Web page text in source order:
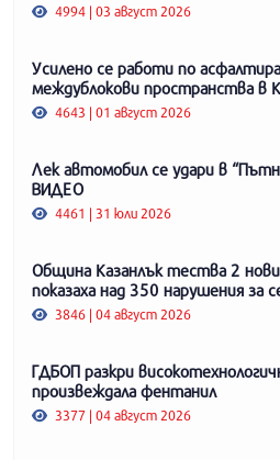
4994 | 03 август 2026
Усилено се работи по
междублокови пространства в
4643 | 01 август 2026
Лек автомобил се удари в
ВИДЕО
4461 | 31 юли 2026
Община Казанлък тества 2
показаха над 350 нарушения за
3846 | 04 август 2026
ГДБОП разкри
произвеждала фентанил
3377 | 04 август 2026